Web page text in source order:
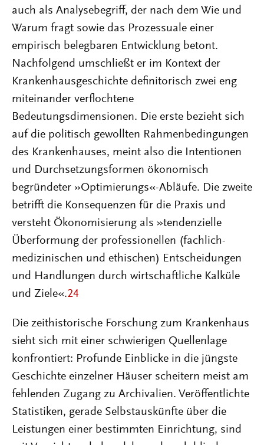
auch als Analysebegriff, der nach dem Wie und
Warum fragt sowie das Prozessuale einer
empirisch belegbaren Entwicklung betont.
Nachfolgend umschließt er im Kontext der
Krankenhausgeschichte definitorisch zwei eng
miteinander verflochtene
Bedeutungsdimensionen. Die erste bezieht sich
auf die politisch gewollten Rahmenbedingungen
des Krankenhauses, meint also die Intentionen
und Durchsetzungsformen ökonomisch
begründeter »Optimierungs«-Abläufe. Die zweite
betrifft die Konsequenzen für die Praxis und
versteht Ökonomisierung als »tendenzielle
Überformung der professionellen (fachlich-
medizinischen und ethischen) Entscheidungen
und Handlungen durch wirtschaftliche Kalküle
und Ziele«.24
Die zeithistorische Forschung zum Krankenhaus
sieht sich mit einer schwierigen Quellenlage
konfrontiert: Profunde Einblicke in die jüngste
Geschichte einzelner Häuser scheitern meist am
fehlenden Zugang zu Archivalien. Veröffentlichte
Statistiken, gerade Selbstauskünfte über die
Leistungen einer bestimmten Einrichtung, sind